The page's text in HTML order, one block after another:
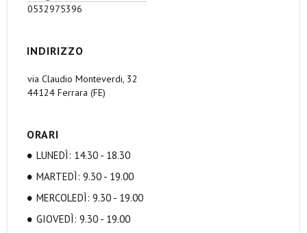
0532975396
INDIRIZZO
via Claudio Monteverdi, 32
44124 Ferrara (FE)
ORARI
LUNEDÌ: 14.30 - 18.30
MARTEDÌ: 9.30 - 19.00
MERCOLEDÌ: 9.30 - 19.00
GIOVEDÌ: 9.30 - 19.00